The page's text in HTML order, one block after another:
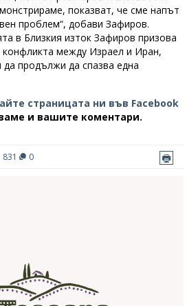
показват, че сме напът
проблем“, добави Зафиров.
в Близкия изток Зафиров призова
конфликта между Израел и Иран,
продължи да спазва една
страницата ни във Facebook
и вашите коментари.
831 0